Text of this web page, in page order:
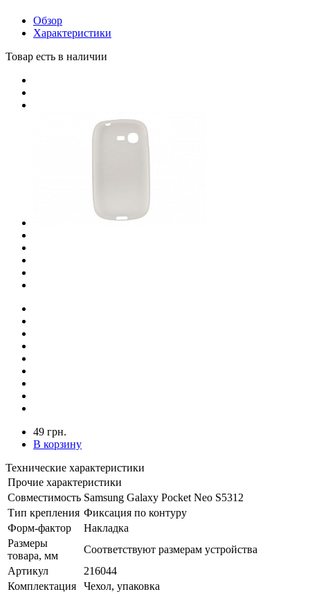
Обзор
Характеристики
Товар есть в наличии
49 грн.
В корзину
Технические характеристики
Прочие характеристики
Совместимость Samsung Galaxy Pocket Neo S5312
Тип крепления Фиксация по контуру
Форм-фактор
Накладка
Размеры
товара, мм
Соответствуют размерам устройства
Артикул
216044
Комплектация
Чехол, упаковка